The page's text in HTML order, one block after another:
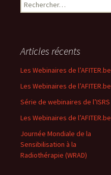
e
r
c
e
r
:
Articles récents
Les Webinaires de l’AFITER.be
Les Webinaires de l’AFITER.be
Série de webinaires de l’ISRS
Les Webinaires de l’AFITER.be
Journée Mondiale de la
Sensibilisation à la
Radiothérapie (WRAD)